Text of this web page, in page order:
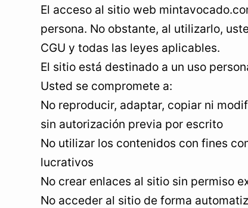
El acceso al sitio web
persona. No obstante, al utilizarlo,
CGU y todas las leyes aplicables.
El sitio está destinado a un uso
Usted se compromete a:
No reproducir, adaptar, copiar ni
sin autorización previa por escrito
No utilizar los contenidos con fines
lucrativos
No crear enlaces al sitio sin permiso
No acceder al sitio de forma